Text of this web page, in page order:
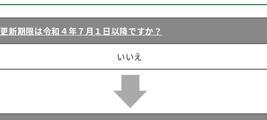
更新期限は令和４年７月１日以降ですか？
いいえ